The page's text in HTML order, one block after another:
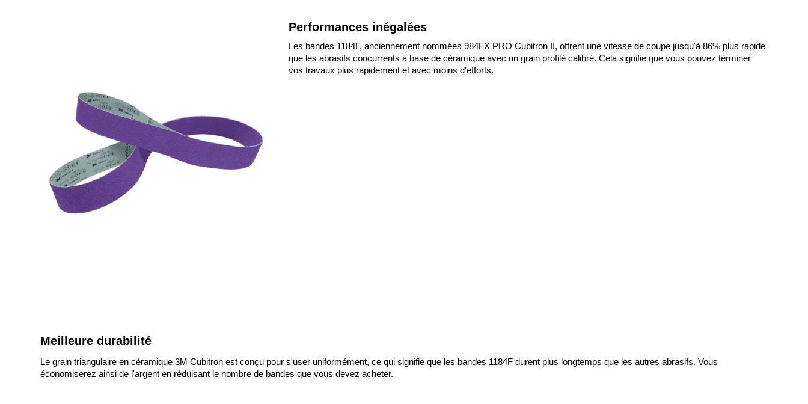
Performances inégalées
Les bandes 1184F, anciennement nommées 984FX PRO Cubitron II, offrent une vitesse de coupe jusqu'à 86% plus rapide
que les abrasifs concurrents à base de céramique avec un grain profilé calibré. Cela signifie que vous pouvez terminer
vos travaux plus rapidement et avec moins d'efforts.
Meilleure durabilité
Le grain triangulaire en céramique 3M Cubitron est conçu pour s'user uniformément, ce qui signifie que les bandes 1184F durent plus longtemps que les autres abrasifs. Vous
économiserez ainsi de l'argent en réduisant le nombre de bandes que vous devez acheter.